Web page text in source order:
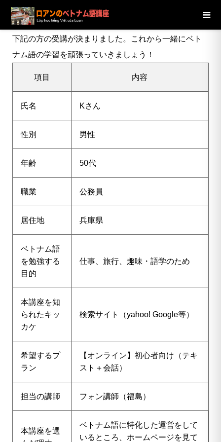
ブログ
ました
下記の方の受講が決まりました。これから一緒にベト
ナム語の学習を頑張っていきましょう！
項目 内容
氏名 Kさん
性別 男性
年齢 50代
職業 公務員
居住地 兵庫県
ベトナム語
を勉強する
目的
仕事、旅行、趣味・語学のため
本講座を知
られたキッ
カケ
検索サイト（yahoo! Google等）
希望するプ
ラン
【オンライン】初心者向け（テキ
スト＋会話）
担当の講師 フォン講師（福島）
本講座を選
ベトナム語に特化した運営をして
いるところ、ホームページを見て